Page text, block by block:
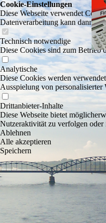
Cookie-Einstellungen
Diese Webseite verwendet
Datenverarbeitung kann dann
Technisch notwendige
Diese Cookies sind zum Betrieb
Analytische
Diese Cookies werden
Ausspielung von
Drittanbieter-Inhalte
Diese Webseite bietet
Nutzeraktivität zu verfolgen oder
Ablehnen
Alle akzeptieren
Speichern